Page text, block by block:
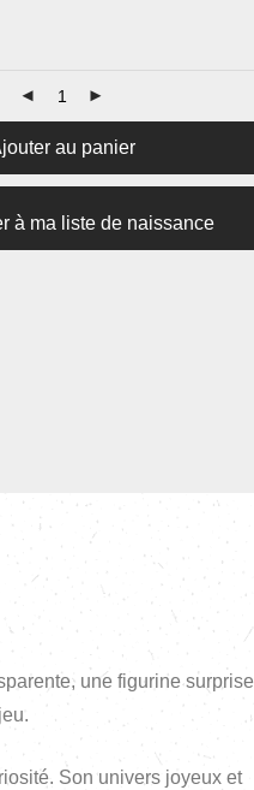
au panier
à ma liste de naissance
une figurine surprise
Son univers joyeux et